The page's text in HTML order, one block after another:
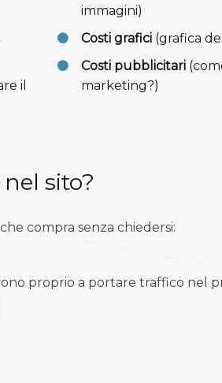
il
immagini)
Costi grafici (grafica
Costi pubblicitari
marketing?)
sito?
compra senza chiedersi:
proprio a portare traffico nel